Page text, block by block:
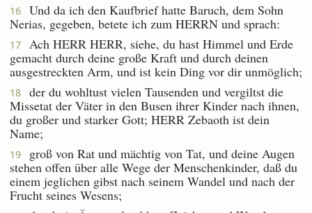
16
Und da ich den Kaufbrief hatte Baruch, dem Sohn
Nerias, gegeben, betete ich zum HERRN und sprach:
17
Ach HERR HERR, siehe, du hast Himmel und Erde
gemacht durch deine große Kraft und durch deinen
ausgestreckten Arm, und ist kein Ding vor dir unmöglich;
18
der du wohltust vielen Tausenden und vergiltst die
Missetat der Väter in den Busen ihrer Kinder nach ihnen,
du großer und starker Gott; HERR Zebaoth ist dein
Name;
19
groß von Rat und mächtig von Tat, und deine Augen
stehen offen über alle Wege der Menschenkinder, daß du
einem jeglichen gibst nach seinem Wandel und nach der
Frucht seines Wesens;